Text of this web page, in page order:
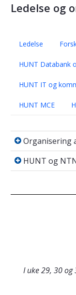
Ledelse og
Ledelse
HUNT Databank
HUNT IT og
HUNT MCE
Organisering
Organisering
HUNT og
HUNT og
I uke 29, 30